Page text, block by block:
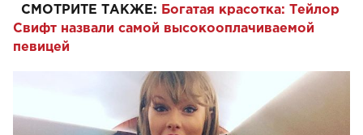
СМОТРИТЕ ТАКЖЕ: Богатая красотка: Тейлор
Свифт назвали самой высокооплачиваемой
певицей